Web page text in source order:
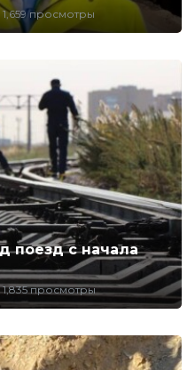
1,659 просмотры
поезд с начала
1,835 просмотры